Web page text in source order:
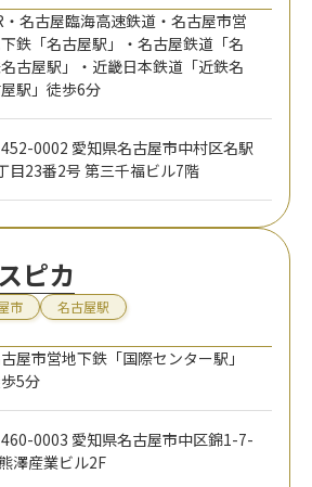
・名古屋臨海高速鉄道・名古屋市営
鉄「名古屋駅」・名古屋鉄道「名
古屋駅」・近畿日本鉄道「近鉄名
駅」徒歩6分
0002 愛知県名古屋市中村区名駅
目23番2号 第三千福ビル7階
ピカ
市 名古屋駅
屋市営地下鉄「国際センター駅」
5分
0003 愛知県名古屋市中区錦1-7-
澤産業ビル2F